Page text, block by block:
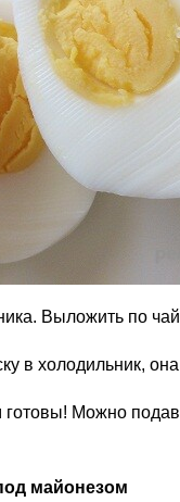
Выложить по
в холодильник,
Можно
майонезом